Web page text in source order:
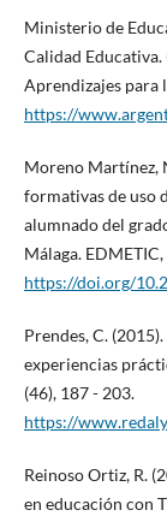
Ministerio de
Calidad
Aprendizajes para
https://
Moreno Martínez,
formativas de uso
alumnado del
Málaga.
https://doi.org/
Prendes, C.
experiencias
(46), 187 - 203.
https://
Reinoso Ortiz, R.
en educación con